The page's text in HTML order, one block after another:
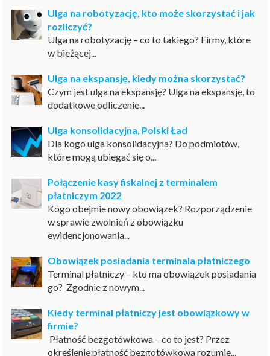
Ulga na robotyzację, kto może skorzystać i jak
rozliczyć?
Ulga na robotyzację – co to takiego? Firmy, które
w bieżącej...
Ulga na ekspansję, kiedy można skorzystać?
Czym jest ulga na ekspansję? Ulga na ekspansję, to
dodatkowe odliczenie...
Ulga konsolidacyjna, Polski Ład
Dla kogo ulga konsolidacyjna? Do podmiotów,
które mogą ubiegać się o...
Połączenie kasy fiskalnej z terminalem
płatniczym 2022
Kogo obejmie nowy obowiązek? Rozporządzenie
w sprawie zwolnień z obowiązku
ewidencjonowania...
Obowiązek posiadania terminala płatniczego
Terminal płatniczy – kto ma obowiązek posiadania
go? Zgodnie z nowym...
Kiedy terminal płatniczy jest obowiązkowy w
firmie?
Płatność bezgotówkowa – co to jest? Przez
określenie płatność bezgotówkowa rozumie...